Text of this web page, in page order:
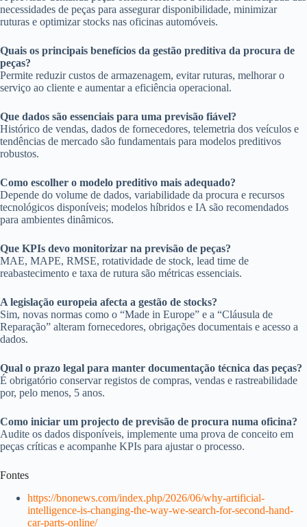
necessidades de peças para assegurar disponibilidade, minimizar
ruturas e optimizar stocks nas oficinas automóveis.
Quais os principais benefícios da gestão preditiva da procura de
peças?
Permite reduzir custos de armazenagem, evitar ruturas, melhorar o
serviço ao cliente e aumentar a eficiência operacional.
Que dados são essenciais para uma previsão fiável?
Histórico de vendas, dados de fornecedores, telemetria dos veículos e
tendências de mercado são fundamentais para modelos preditivos
robustos.
Como escolher o modelo preditivo mais adequado?
Depende do volume de dados, variabilidade da procura e recursos
tecnológicos disponíveis; modelos híbridos e IA são recomendados
para ambientes dinâmicos.
Que KPIs devo monitorizar na previsão de peças?
MAE, MAPE, RMSE, rotatividade de stock, lead time de
reabastecimento e taxa de rutura são métricas essenciais.
A legislação europeia afecta a gestão de stocks?
Sim, novas normas como o “Made in Europe” e a “Cláusula de
Reparação” alteram fornecedores, obrigações documentais e acesso a
dados.
Qual o prazo legal para manter documentação técnica das peças?
É obrigatório conservar registos de compras, vendas e rastreabilidade
por, pelo menos, 5 anos.
Como iniciar um projecto de previsão de procura numa oficina?
Audite os dados disponíveis, implemente uma prova de conceito em
peças críticas e acompanhe KPIs para ajustar o processo.
Fontes
https://bnonews.com/index.php/2026/06/why-artificial-
intelligence-is-changing-the-way-we-search-for-second-hand-
car-parts-online/